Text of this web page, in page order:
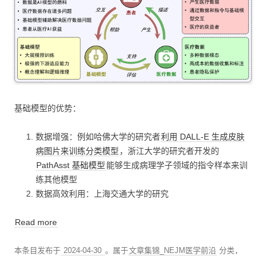
基础模型的优势：
数据增强：例如哈佛大学的研究者利用 DALL-E 生成皮肤
病图片来训练分类模型 ，浙江大学的研究者开发的
PathAsst 基础模型 能够生成病理学子领域的指令样本来训
练其他模型
数据高效利用：上海交通大学的研究
Read more
本条目发布于 2024-04-30 。属于文章集锦_NEJM医学前沿 分类，